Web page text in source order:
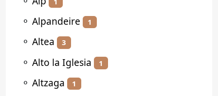
⚬ Alpandeire 1
⚬ Altea 3
⚬ Alto la Iglesia 1
⚬ Altzaga 1